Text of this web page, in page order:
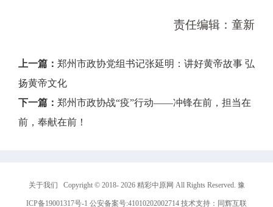
责任编辑：童新
上一篇： 郑州市政协党组书记张延明：讲好黄帝故事 弘
扬黄帝文化
下一篇： 郑州市政协战“疫”行动——冲锋在前，担当在
前，奉献在前！
关于我们 Copyright © 2018- 2026 精彩中原网 All Rights Reserved. 豫
ICP备19001317号-1 公安备案号:41010202002714 技术支持： 同辉互联